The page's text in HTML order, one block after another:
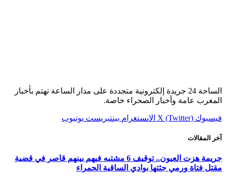
الساحة 24 جريدة إلكترونية متجددة على مدار الساعة تهتم بأخبار
المغرب عامة وأخبار الصحراء خاصة.
فيسبوك X (Twitter) الانستغرام بينتيريست يوتيوب
آخر المقالات
جريمة هزت العيون.. توقيف 6 مشتبه فيهم بينهم قاصر في قضية
مقتل فتاة ورمي جثتها بوادي الساقية الحمراء